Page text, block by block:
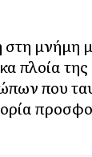
μνήμη
πλοία της
που